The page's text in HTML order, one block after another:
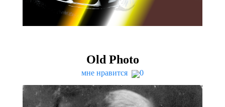
Old Photo
мне нравится 0